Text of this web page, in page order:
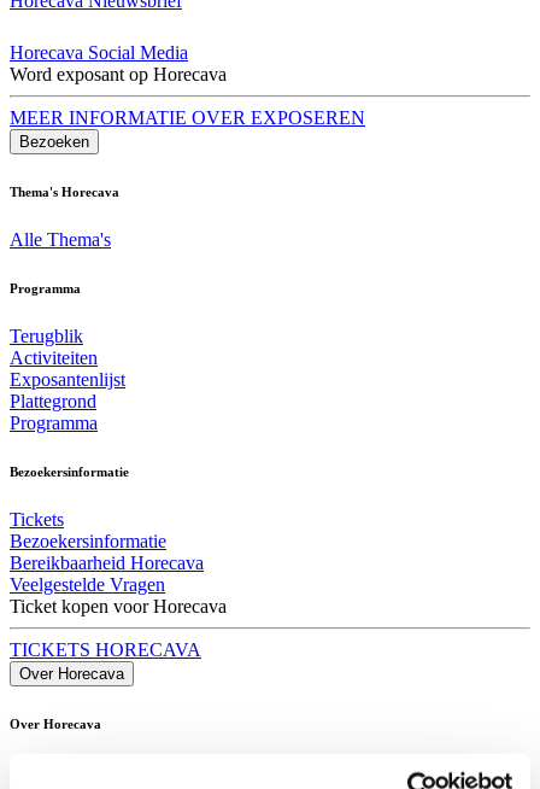
Horecava Social Media
Word exposant op Horecava
MEER INFORMATIE OVER EXPOSEREN
Bezoeken
Thema's Horecava
Alle Thema's
Programma
Terugblik
Activiteiten
Exposantenlijst
Plattegrond
Programma
Bezoekersinformatie
Tickets
Bezoekersinformatie
Bereikbaarheid Horecava
Veelgestelde Vragen
Ticket kopen voor Horecava
TICKETS HORECAVA
Over Horecava
Over Horecava